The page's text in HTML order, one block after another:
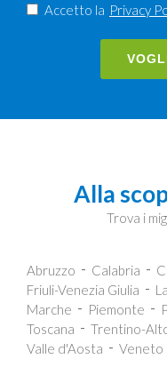
Accetto la Privacy
Alla
Trova i
Abruzzo Calabria
Friuli-Venezia Giulia
Marche
Piemonte
Toscana
Trentino-
Valle d'Aosta
Veneto